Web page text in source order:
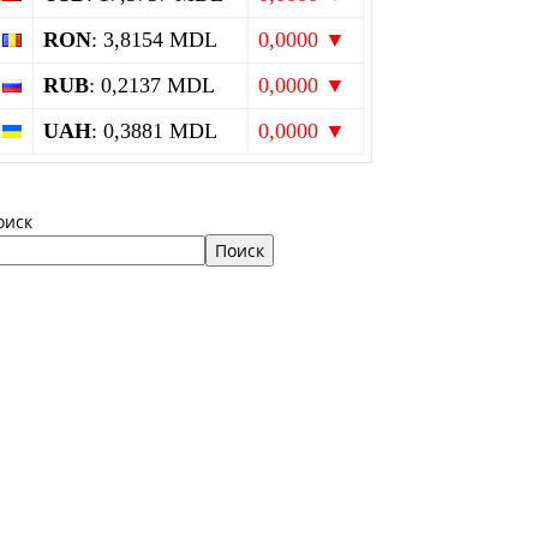
RON: 3,8154 MDL
0,0000 ▼
RUB: 0,2137 MDL
0,0000 ▼
UAH: 0,3881 MDL 0,0000 ▼
Поиск